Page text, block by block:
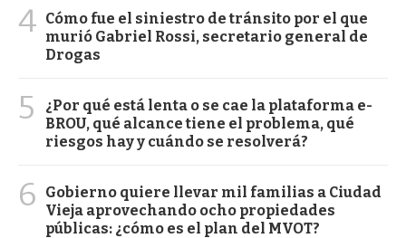
4 Cómo fue el siniestro de tránsito por el que
murió Gabriel Rossi, secretario general de
Drogas
5
¿Por qué está lenta o se cae la plataforma e-
BROU, qué alcance tiene el problema, qué
riesgos hay y cuándo se resolverá?
6
Gobierno quiere llevar mil familias a Ciudad
Vieja aprovechando ocho propiedades
públicas: ¿cómo es el plan del MVOT?